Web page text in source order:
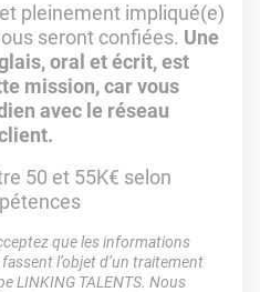
pleinement impliqué(e)
seront confiées. Une
oral et écrit, est
mission, car vous
avec le réseau
50 et 55K€ selon
que les informations
l’objet d’un traitement
LINKING TALENTS. Nous